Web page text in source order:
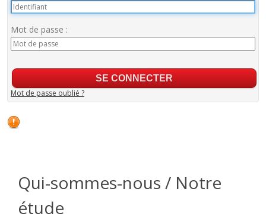
Mot de passe :
Mot de passe oublié ?
Qui-sommes-nous / Notre
étude